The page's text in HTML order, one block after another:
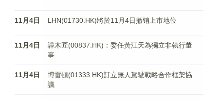
11月4日 LHN(01730.HK)將於11月4日撤销上市地位
11月4日
譚木匠(00837.HK)：委任黃江天為獨立非執行董
事
11月4日
博雷頓(01333.HK)訂立無人駕駛戰略合作框架協
議